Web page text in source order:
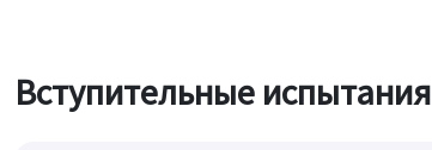
Вступительные испытания